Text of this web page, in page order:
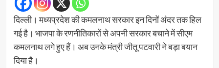
दिल्ली। मध्यप्रदेश की कमलनाथ सरकार इन दिनों अंदर तक हिल
गई है। भाजपा के रणनीतिकारों से अपनी सरकार बचाने में सीएम
कमलनाथ लगे हुए हैं। अब उनके मंत्री जीतू पटवारी ने बड़ा बयान
दिया है।